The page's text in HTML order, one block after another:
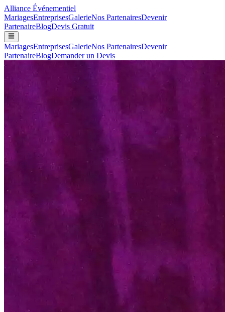
Alliance Événementiel
MariagesEntreprisesGalerieNos PartenairesDevenir
PartenaireBlogDevis Gratuit
MariagesEntreprisesGalerieNos PartenairesDevenir
PartenaireBlogDemander un Devis